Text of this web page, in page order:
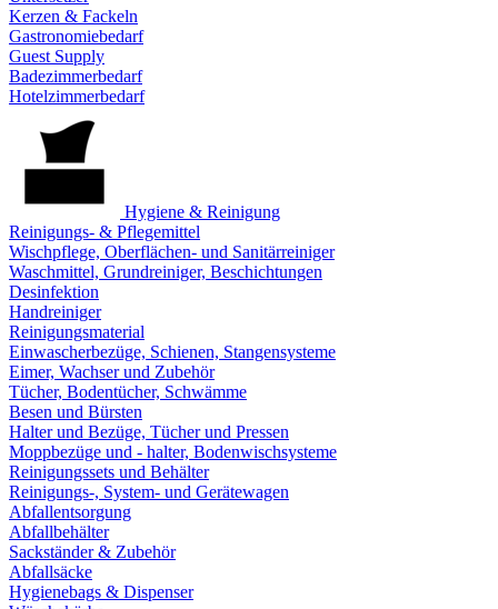
Kerzen & Fackeln
Gastronomiebedarf
Guest Supply
Badezimmerbedarf
Hotelzimmerbedarf
Hygiene & Reinigung
Reinigungs- & Pflegemittel
Wischpflege, Oberflächen- und Sanitärreiniger
Waschmittel, Grundreiniger, Beschichtungen
Desinfektion
Handreiniger
Reinigungsmaterial
Einwascherbezüge, Schienen, Stangensysteme
Eimer, Wachser und Zubehör
Tücher, Bodentücher, Schwämme
Besen und Bürsten
Halter und Bezüge, Tücher und Pressen
Moppbezüge und - halter, Bodenwischsysteme
Reinigungssets und Behälter
Reinigungs-, System- und Gerätewagen
Abfallentsorgung
Abfallbehälter
Sackständer & Zubehör
Abfallsäcke
Hygienebags & Dispenser